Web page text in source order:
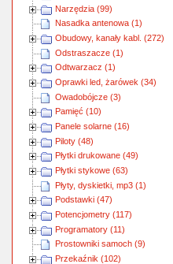
Narzędzia (99)
Nasadka antenowa (1)
Obudowy, kanały kabl. (272)
Odstraszacze (1)
Odtwarzacz (1)
Oprawki led, żarówek (34)
Owadobójcze (3)
Pamięć (10)
Panele solarne (16)
Piloty (48)
Płytki drukowane (49)
Płytki stykowe (63)
Płyty, dyskietki, mp3 (1)
Podstawki (47)
Potencjometry (117)
Programatory (11)
Prostowniki samoch (9)
Przekaźnik (102)